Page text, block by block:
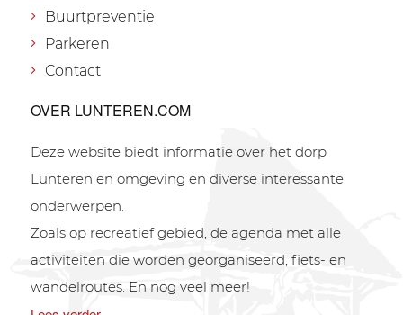
Buurtpreventie
Parkeren
Contact
OVER LUNTEREN.COM
Deze website biedt informatie over het dorp
Lunteren en omgeving en diverse interessante
onderwerpen.
Zoals op recreatief gebied, de agenda met alle
activiteiten die worden georganiseerd, fiets- en
wandelroutes. En nog veel meer!